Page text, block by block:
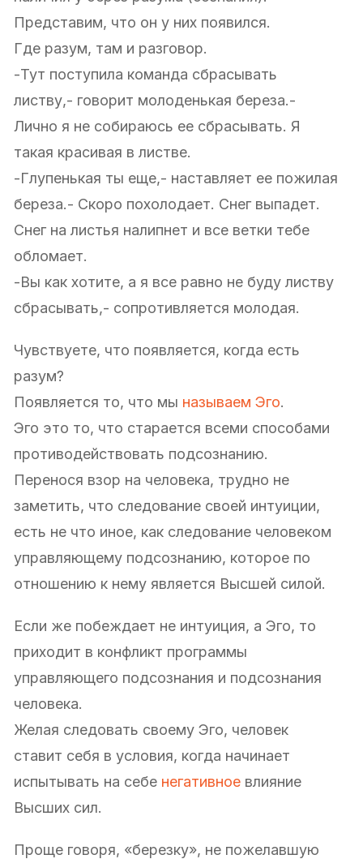
Представим, что он у них появился.
Где разум, там и разговор.
-Тут поступила команда сбрасывать
листву,- говорит молоденькая береза.-
Лично я не собираюсь ее сбрасывать. Я
такая красивая в листве.
-Глупенькая ты еще,- наставляет ее пожилая
береза.- Скоро похолодает. Снег выпадет.
Снег на листья налипнет и все ветки тебе
обломает.
-Вы как хотите, а я все равно не буду листву
сбрасывать,- сопротивляется молодая.
Чувствуете, что появляется, когда есть
разум?
Появляется то, что мы называем Эго.
Эго это то, что старается всеми способами
противодействовать подсознанию.
Перенося взор на человека, трудно не
заметить, что следование своей интуиции,
есть не что иное, как следование человеком
управляющему подсознанию, которое по
отношению к нему является Высшей силой.
Если же побеждает не интуиция, а Эго, то
приходит в конфликт программы
управляющего подсознания и подсознания
человека.
Желая следовать своему Эго, человек
ставит себя в условия, когда начинает
испытывать на себе негативное влияние
Высших сил.
Проще говоря, «березку», не пожелавшую